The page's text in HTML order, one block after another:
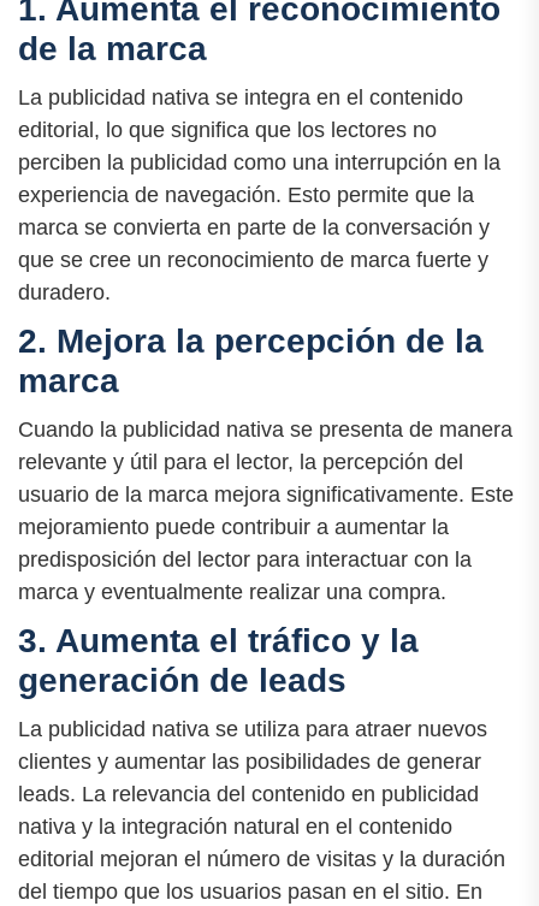
1. Aumenta el reconocimiento
de la marca
La publicidad nativa se integra en el contenido
editorial, lo que significa que los lectores no
perciben la publicidad como una interrupción en la
experiencia de navegación. Esto permite que la
marca se convierta en parte de la conversación y
que se cree un reconocimiento de marca fuerte y
duradero.
2. Mejora la percepción de la
marca
Cuando la publicidad nativa se presenta de manera
relevante y útil para el lector, la percepción del
usuario de la marca mejora significativamente. Este
mejoramiento puede contribuir a aumentar la
predisposición del lector para interactuar con la
marca y eventualmente realizar una compra.
3. Aumenta el tráfico y la
generación de leads
La publicidad nativa se utiliza para atraer nuevos
clientes y aumentar las posibilidades de generar
leads. La relevancia del contenido en publicidad
nativa y la integración natural en el contenido
editorial mejoran el número de visitas y la duración
del tiempo que los usuarios pasan en el sitio. En